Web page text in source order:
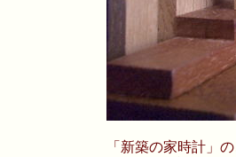
「新築の家時計」